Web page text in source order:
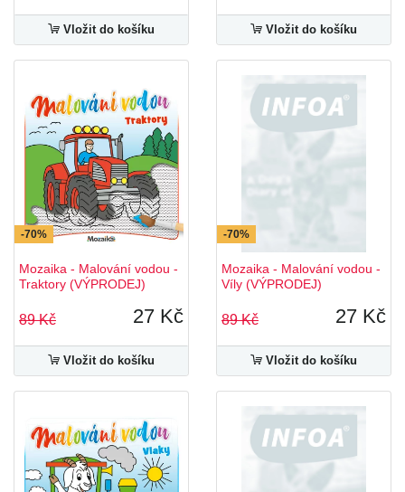
Vložit do košíku Vložit do košíku
-70%
Mozaika - Malování vodou -
Traktory (VÝPRODEJ)
89 Kč 27 Kč
Vložit do košíku
-70%
Mozaika - Malování vodou -
Víly (VÝPRODEJ)
89 Kč 27 Kč
Vložit do košíku